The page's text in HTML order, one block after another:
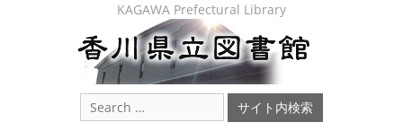
KAGAWA Prefectural Library
Search
for: